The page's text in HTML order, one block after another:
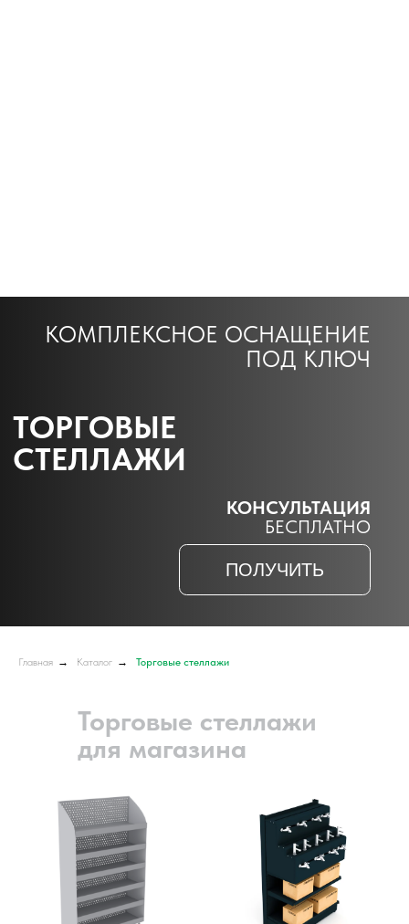
ТОРГОВЫЕ
СТЕЛЛАЖИ
КОНСУЛЬТАЦИЯ
Главная → Каталог → Торговые стеллажи
Торговые стеллажи
для магазина